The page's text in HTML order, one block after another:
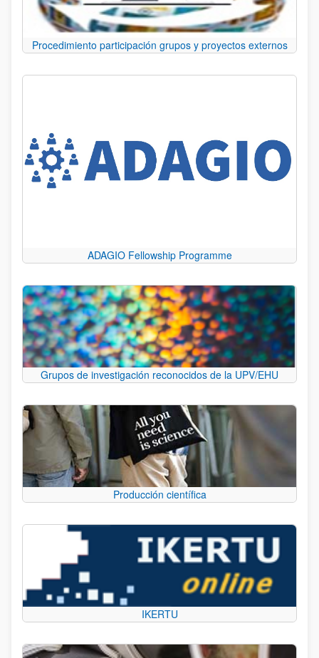
Procedimiento participación grupos y proyectos externos
ADAGIO Fellowship Programme
Grupos de investigación reconocidos de la UPV/EHU
Producción científica
IKERTU